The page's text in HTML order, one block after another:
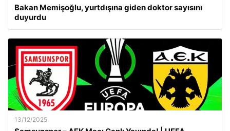
Bakan Memişoğlu, yurtdışına giden doktor sayısını
duyurdu
13/12/2025